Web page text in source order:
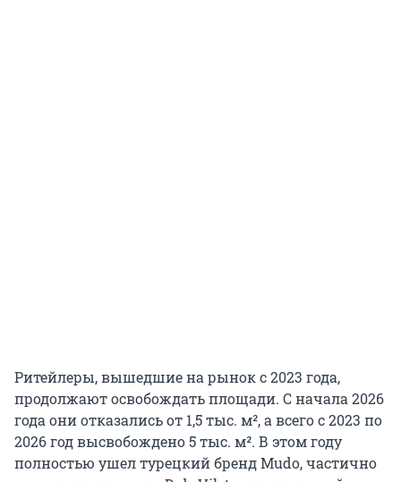
Ритейлеры, вышедшие на рынок с 2023 года,
продолжают освобождать площади. С начала 2026
года они отказались от 1,5 тыс. м², а всего с 2023 по
2026 год высвобождено 5 тыс. м². В этом году
полностью ушел турецкий бренд Mudo, частично